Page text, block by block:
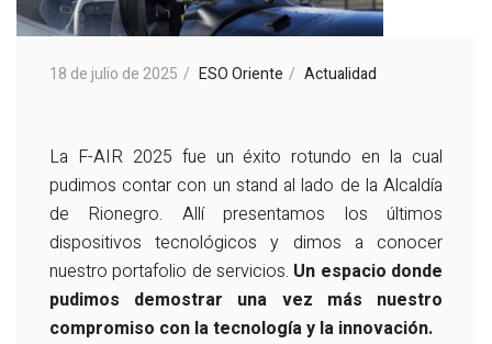
18 de julio de 2025 ESO Oriente Actualidad
La F-AIR 2025 fue un éxito rotundo en la cual
pudimos contar con un stand al lado de la Alcaldía
de Rionegro. Allí presentamos los últimos
dispositivos tecnológicos y dimos a conocer
nuestro portafolio de servicios. Un espacio donde
pudimos demostrar una vez más nuestro
compromiso con la tecnología y la innovación.